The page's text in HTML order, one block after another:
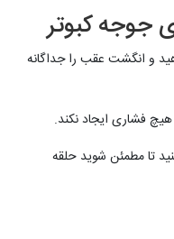
جوجه کبوتر
و انگشت عقب را جداگانه
هیچ فشاری ایجاد نکند.
تا مطمئن شوید حلقه